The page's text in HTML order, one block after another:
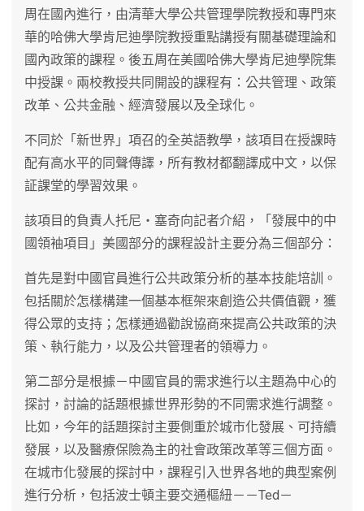
周在國內進行，由清華大學公共管理學院教授和專門來
華的哈佛大學肯尼迪學院教授重點講授有關基礎理論和
國內政策的課程。後五周在美國哈佛大學肯尼迪學院集
中授課。兩校教授共同開設的課程有：公共管理、政策
改革、公共金融、經濟發展以及全球化。
不同於「新世界」項召的全英語教學，該項目在授課時
配有高水平的同聲傳譯，所有教材都翻譯成中文，以保
証課堂的學習效果。
該項目的負責人托尼‧塞奇向記者介紹，「發展中的中
國領袖項目」美國部分的課程設計主要分為三個部分：
首先是對中國官員進行公共政策分析的基本技能培訓。
包括關於怎樣構建一個基本框架來創造公共價值觀，獲
得公眾的支持；怎樣通過勸說協商來提高公共政策的決
策、執行能力，以及公共管理者的領導力。
第二部分是根據－中國官員的需求進行以主題為中心的
探討，討論的話題根據世界形勢的不同需求進行調整。
比如，今年的話題探討主要側重於城市化發展、可持續
發展，以及醫療保險為主的社會政策改革等三個方面。
在城市化發展的探討中，課程引入世界各地的典型案例
進行分析，包括波士頓主要交通樞紐－－Ted－